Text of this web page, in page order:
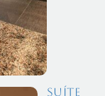
Suíte